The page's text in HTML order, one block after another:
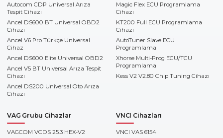
Autocom CDP Universal Arıza
Tespit Cihazı
Ancel DS600 BT Universal OBD2
Cihazı
Ancel V6 Pro Türkçe Universal
Cihaz
Ancel DS600 Elite Universal OBD2
Ancel V5 BT Universal Arıza Tespit
Cihazı
Ancel DS200 Universal Oto Arıza
Cihazı
Magic Flex ECU Programlama
Cihazı
KT200 Full ECU Programlama
Cihazı
AutoTuner Slave ECU
Programlama
Xhorse Multi-Prog ECU/TCU
Programlama
Kess V2 V2.80 Chip Tuning Cihazı
VAG Grubu Cihazlar
VAGCOM VCDS 25.3 HEX-V2
VNCI Cihazları
VNCI VAS 6154